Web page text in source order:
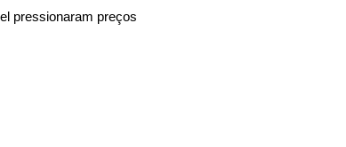
pressionaram preços